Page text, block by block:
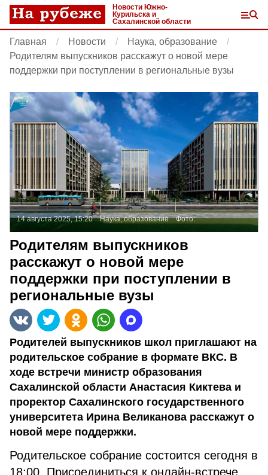
Новости Южно-
Курильска и
Сахалинской области
Главная Новости
Наука, образование
Родителям выпускников расскажут о новой мере
поддержки при поступлении в региональные вузы
14 августа 2025, 15:20 Наука, образование Фото:
Родителям выпускников
расскажут о новой мере
поддержки при поступлении в
региональные вузы
Родителей выпускников школ приглашают на
родительское собрание в формате ВКС. В
ходе встречи министр образования
Сахалинской области Анастасия Киктева и
проректор Сахалинского государственного
университета Ирина Великанова расскажут о
новой мере поддержки.
Родительское собрание состоится сегодня в
18:00. Присоединиться к онлайн-встрече